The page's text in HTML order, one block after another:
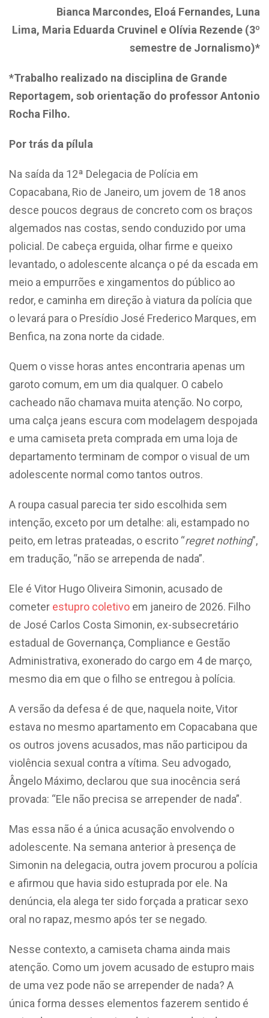
Bianca Marcondes, Eloá Fernandes, Luna
Lima, Maria Eduarda Cruvinel e Olívia Rezende (3º
semestre de Jornalismo)*
*Trabalho realizado na disciplina de Grande
Reportagem, sob orientação do professor Antonio
Rocha Filho.
Por trás da pílula
Na saída da 12ª Delegacia de Polícia em
Copacabana, Rio de Janeiro, um jovem de 18 anos
desce poucos degraus de concreto com os braços
algemados nas costas, sendo conduzido por uma
policial. De cabeça erguida, olhar firme e queixo
levantado, o adolescente alcança o pé da escada em
meio a empurrões e xingamentos do público ao
redor, e caminha em direção à viatura da polícia que
o levará para o Presídio José Frederico Marques, em
Benfica, na zona norte da cidade.
Quem o visse horas antes encontraria apenas um
garoto comum, em um dia qualquer. O cabelo
cacheado não chamava muita atenção. No corpo,
uma calça jeans escura com modelagem despojada
e uma camiseta preta comprada em uma loja de
departamento terminam de compor o visual de um
adolescente normal como tantos outros.
A roupa casual parecia ter sido escolhida sem
intenção, exceto por um detalhe: ali, estampado no
peito, em letras prateadas, o escrito “regret nothing”,
em tradução, “não se arrependa de nada”.
Ele é Vitor Hugo Oliveira Simonin, acusado de
cometer estupro coletivo em janeiro de 2026. Filho
de José Carlos Costa Simonin, ex-subsecretário
estadual de Governança, Compliance e Gestão
Administrativa, exonerado do cargo em 4 de março,
mesmo dia em que o filho se entregou à polícia.
A versão da defesa é de que, naquela noite, Vitor
estava no mesmo apartamento em Copacabana que
os outros jovens acusados, mas não participou da
violência sexual contra a vítima. Seu advogado,
Ângelo Máximo, declarou que sua inocência será
provada: “Ele não precisa se arrepender de nada”.
Mas essa não é a única acusação envolvendo o
adolescente. Na semana anterior à presença de
Simonin na delegacia, outra jovem procurou a polícia
e afirmou que havia sido estuprada por ele. Na
denúncia, ela alega ter sido forçada a praticar sexo
oral no rapaz, mesmo após ter se negado.
Nesse contexto, a camiseta chama ainda mais
atenção. Como um jovem acusado de estupro mais
de uma vez pode não se arrepender de nada? A
única forma desses elementos fazerem sentido é